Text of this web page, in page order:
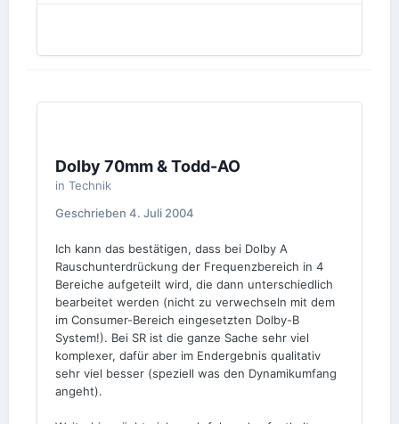
Dolby 70mm & Todd-AO
in Technik
Geschrieben 4. Juli 2004
Ich kann das bestätigen, dass bei Dolby A
Rauschunterdrückung der Frequenzbereich in 4
Bereiche aufgeteilt wird, die dann unterschiedlich
bearbeitet werden (nicht zu verwechseln mit dem
im Consumer-Bereich eingesetzten Dolby-B
System!). Bei SR ist die ganze Sache sehr viel
komplexer, dafür aber im Endergebnis qualitativ
sehr viel besser (speziell was den Dynamikumfang
angeht).